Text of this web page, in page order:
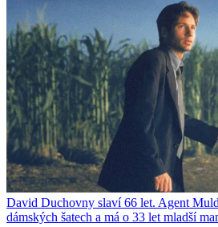
David Duchovny slaví 66 let. Agent
dámských šatech a má o 33 let mladší